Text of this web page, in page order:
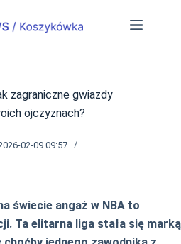
zagraniczne gwiazdy
ojczyznach?
02-09 09:57
świecie angaż w NBA to
Ta elitarna liga stała się marką